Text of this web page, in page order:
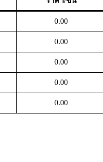
0.00
0.00
0.00
0.00
0.00